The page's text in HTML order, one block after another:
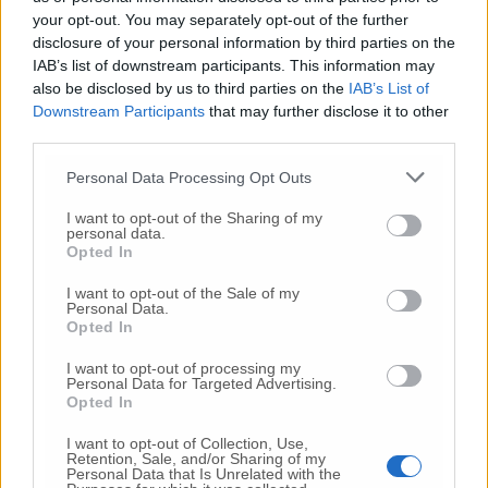
your opt-out. You may separately opt-out of the further
disclosure of your personal information by third parties on the
IAB’s list of downstream participants. This information may
also be disclosed by us to third parties on the IAB’s List of
Downstream Participants that may further disclose it to other
Personal Data Processing Opt Outs
I want to opt-out of the Sharing of my
personal data.
Opted In
I want to opt-out of the Sale of my
Personal Data.
Opted In
I want to opt-out of processing my
Personal Data for Targeted Advertising.
Opted In
I want to opt-out of Collection, Use,
Retention, Sale, and/or Sharing of my
Personal Data that Is Unrelated with the
Unicam, la laurea è online:
videoconferenza con 32 studenti
Covid-19, l’Iss avverte: «Il 22% dei
pazienti positivi ha un’età compresa tra 19
L’appello di Ceriscioli (VIDEO) «Seguiamo
le regole, è in gioco la nostra salute»
Macerata, ok all’apertura di parrucchieri
ed estetisti Il mercato c’è ma è un deserto
Shopping online contro il Coronavirus, il
gesto di due giovani imprenditrici: «Il 20%
delle vendite a Marche nord»
«I merchandiser non possono lavorare ma
noi li paghiamo lo stesso»